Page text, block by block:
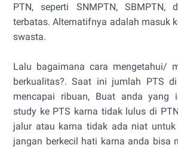
PTN, seperti SNMPTN, SBMPTN,
terbatas. Alternatifnya adalah masuk
swasta.
Lalu bagaimana cara mengetahui/
berkualitas?. Saat ini jumlah PTS
mencapai ribuan, Buat anda yang
study ke PTS karna tidak lulus di
jalur atau karna tidak ada niat untuk
jangan berkecil hati karna anda bisa